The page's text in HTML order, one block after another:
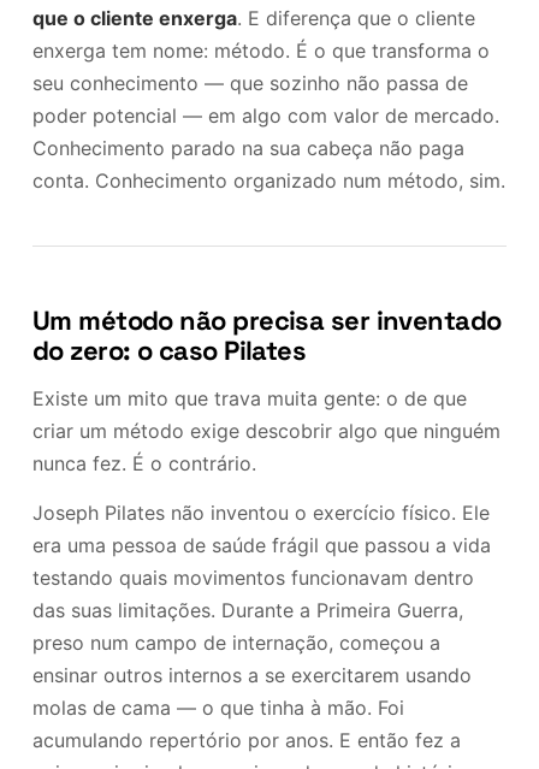
que o cliente enxerga. E diferença que o cliente
enxerga tem nome: método. É o que transforma o
seu conhecimento — que sozinho não passa de
poder potencial — em algo com valor de mercado.
Conhecimento parado na sua cabeça não paga
conta. Conhecimento organizado num método, sim.
Um método não precisa ser inventado
do zero: o caso Pilates
Existe um mito que trava muita gente: o de que
criar um método exige descobrir algo que ninguém
nunca fez. É o contrário.
Joseph Pilates não inventou o exercício físico. Ele
era uma pessoa de saúde frágil que passou a vida
testando quais movimentos funcionavam dentro
das suas limitações. Durante a Primeira Guerra,
preso num campo de internação, começou a
ensinar outros internos a se exercitarem usando
molas de cama — o que tinha à mão. Foi
acumulando repertório por anos. E então fez a